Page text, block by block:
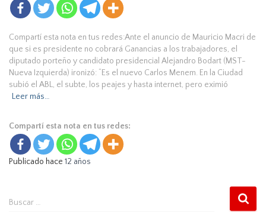
Compartí esta nota en tus redes:Ante el anuncio de Mauricio Macri de
que si es presidente no cobrará Ganancias a los trabajadores, el
diputado porteño y candidato presidencial Alejandro Bodart (MST-
Nueva Izquierda) ironizó: “Es el nuevo Carlos Menem. En la Ciudad
subió el ABL, el subte, los peajes y hasta internet, pero eximió
Leer más…
Compartí esta nota en tus redes:
Publicado hace 12 años
B
Buscar …